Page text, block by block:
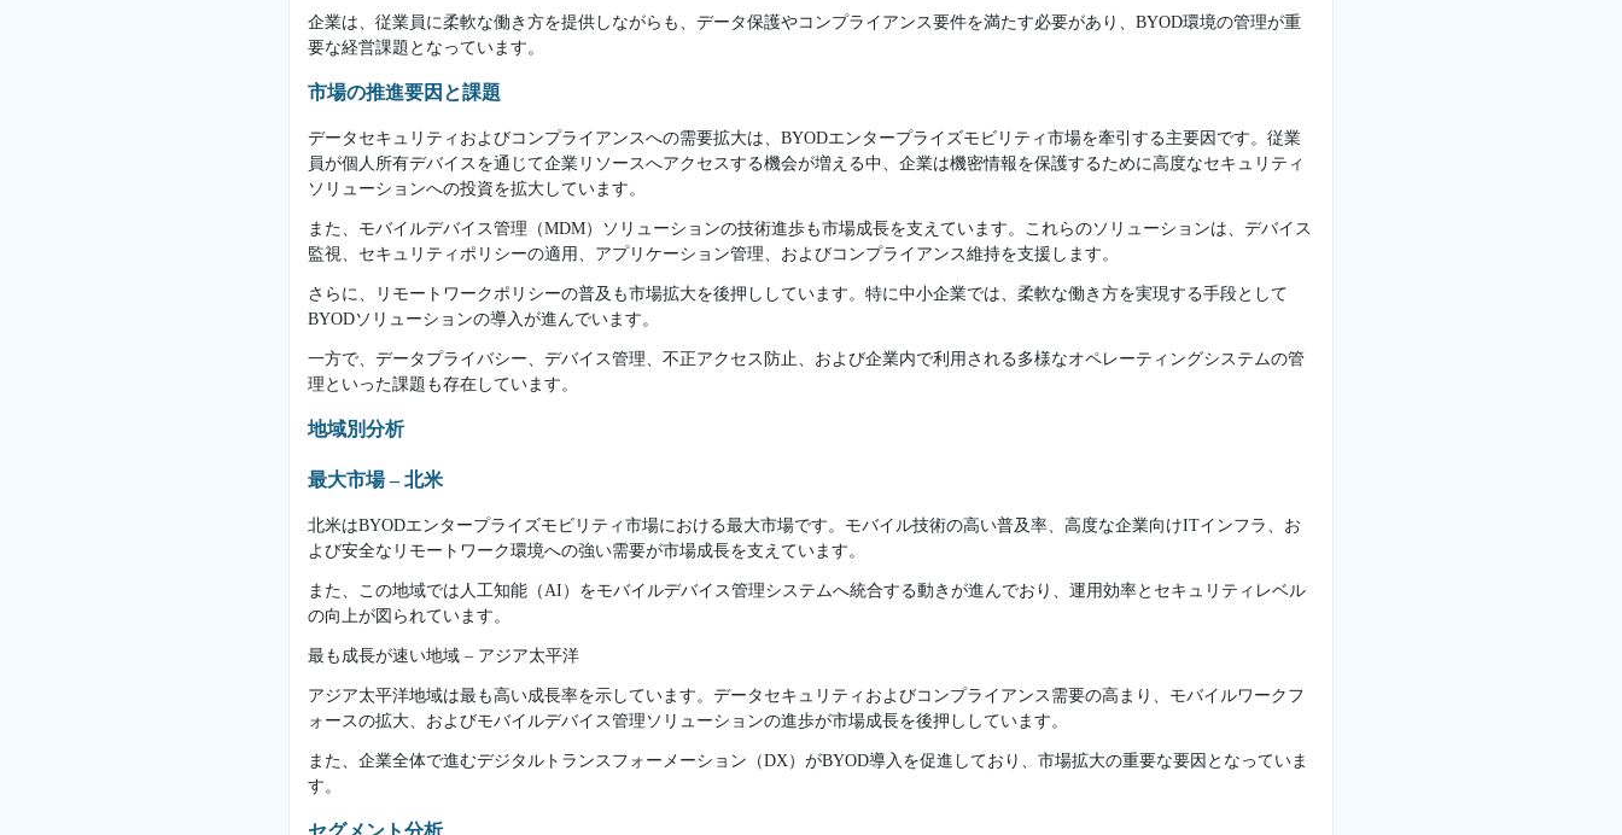
企業は、従業員に柔軟な働き方を提供しながらも、データ保護やコンプライアンス要件を満たす必要があり、BYOD環境の管理が重
要な経営課題となっています。
市場の推進要因と課題
データセキュリティおよびコンプライアンスへの需要拡大は、BYODエンタープライズモビリティ市場を牽引する主要因です。従業
員が個人所有デバイスを通じて企業リソースへアクセスする機会が増える中、企業は機密情報を保護するために高度なセキュリティ
ソリューションへの投資を拡大しています。
また、モバイルデバイス管理（MDM）ソリューションの技術進歩も市場成長を支えています。これらのソリューションは、デバイス
監視、セキュリティポリシーの適用、アプリケーション管理、およびコンプライアンス維持を支援します。
さらに、リモートワークポリシーの普及も市場拡大を後押ししています。特に中小企業では、柔軟な働き方を実現する手段として
BYODソリューションの導入が進んでいます。
一方で、データプライバシー、デバイス管理、不正アクセス防止、および企業内で利用される多様なオペレーティングシステムの管
理といった課題も存在しています。
地域別分析
最大市場 – 北米
北米はBYODエンタープライズモビリティ市場における最大市場です。モバイル技術の高い普及率、高度な企業向けITインフラ、お
よび安全なリモートワーク環境への強い需要が市場成長を支えています。
また、この地域では人工知能（AI）をモバイルデバイス管理システムへ統合する動きが進んでおり、運用効率とセキュリティレベル
の向上が図られています。
最も成長が速い地域 – アジア太平洋
アジア太平洋地域は最も高い成長率を示しています。データセキュリティおよびコンプライアンス需要の高まり、モバイルワークフ
ォースの拡大、およびモバイルデバイス管理ソリューションの進歩が市場成長を後押ししています。
また、企業全体で進むデジタルトランスフォーメーション（DX）がBYOD導入を促進しており、市場拡大の重要な要因となっていま
す。
セグメント分析